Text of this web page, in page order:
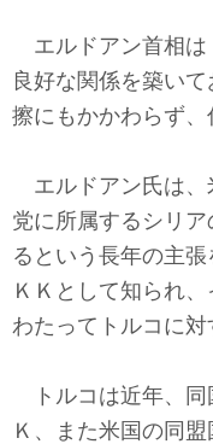
エルドアン首相は
良好な関係を築い
擦にもかかわらず、
エルドアン氏は、
党に所属するシリ
るという長年の主
ＫＫとして知られ
わたってトルコに対
トルコは近年、同
Ｋ、また米国の同